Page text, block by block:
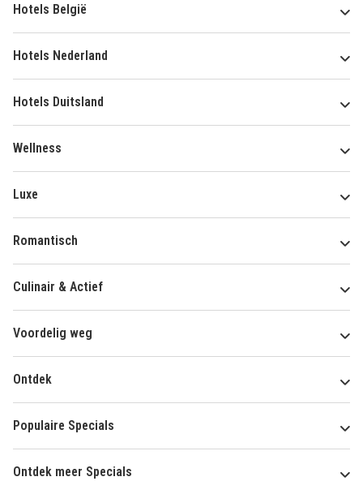
Hotels België
Hotels Nederland
Hotels Duitsland
Wellness
Luxe
Romantisch
Culinair & Actief
Voordelig weg
Ontdek
Populaire Specials
Ontdek meer Specials